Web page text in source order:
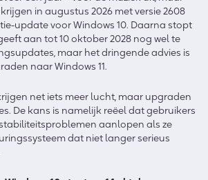
in augustus 2026 met versie 2608
update voor Windows 10. Daarna stopt
aan tot 10 oktober 2028 nog wel te
maar het dringende advies is
naar Windows 11.
net iets meer lucht, maar upgraden
De kans is namelijk reëel dat gebruikers
aanlopen als ze
dat niet langer serieus